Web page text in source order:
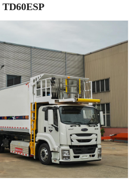
TD60ESP